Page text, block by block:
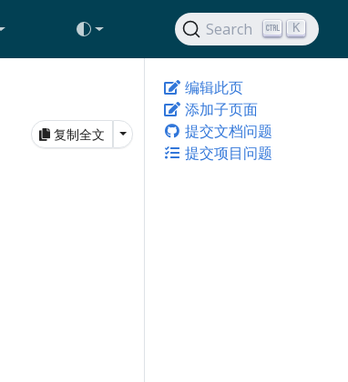
Search K
编辑此页
添加子页面
提交文档问题
提交项目问题
复制全文 Toggle Dropdown